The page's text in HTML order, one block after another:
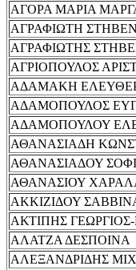
ΑΓΟΡΑ ΜΑΡΙΑ
ΑΓΡΑΦΙΩΤΗ
ΑΓΡΑΦΙΩΤΗΣ
ΑΓΡΙΟΠΟΥΛΟΣ
ΑΔΑΜΑΚΗ
ΑΔΑΜΟΠΟΥΛΟΣ
ΑΔΑΜΟΠΟΥΛΟΥ
ΑΘΑΝΑΣΙΑΔΗ
ΑΘΑΝΑΣΙΑΔΟΥ
ΑΘΑΝΑΣΙΟΥ
ΑΚΚΙΖΙΔΟΥ
ΑΚΤΙΠΗΣ
ΑΛΑΤΖΑ ΔΕΣΠΟΙΝΑ
ΑΛΕΞΑΝΔΡΙΔΗΣ